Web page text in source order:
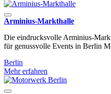
Arminius-Markthalle
Die eindrucksvolle Arminius-
für genussvolle Events in Berlin
Berlin
Mehr erfahren